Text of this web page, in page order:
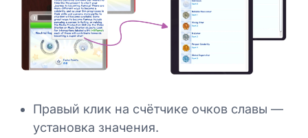
Правый клик на счётчике очков славы —
установка значения.